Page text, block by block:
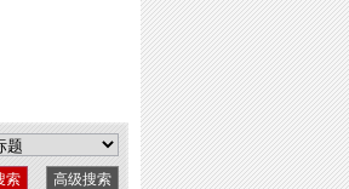
高级搜索